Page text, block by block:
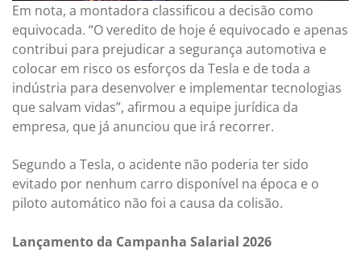
Em nota, a montadora classificou a decisão como
equivocada. “O veredito de hoje é equivocado e apenas
contribui para prejudicar a segurança automotiva e
colocar em risco os esforços da Tesla e de toda a
indústria para desenvolver e implementar tecnologias
que salvam vidas”, afirmou a equipe jurídica da
empresa, que já anunciou que irá recorrer.
Segundo a Tesla, o acidente não poderia ter sido
evitado por nenhum carro disponível na época e o
piloto automático não foi a causa da colisão.
Lançamento da Campanha Salarial 2026